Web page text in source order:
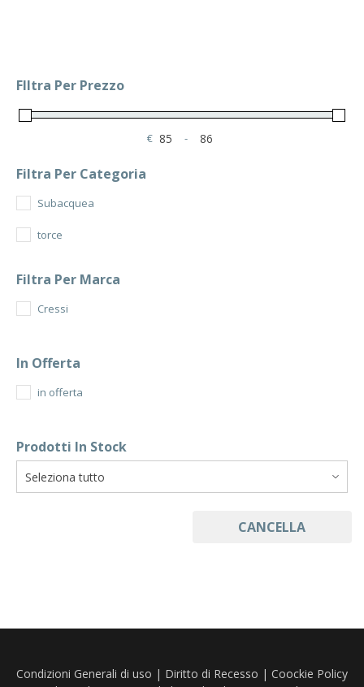
FIltra Per Prezzo
€
Minimum Price
-
Maximum Price
Filtra Per Categoria
Subacquea
torce
Filtra Per Marca
Cressi
In Offerta
in offerta
Prodotti In Stock
CANCELLA
Condizioni Generali di uso | Diritto di Recesso | Coockie Policy